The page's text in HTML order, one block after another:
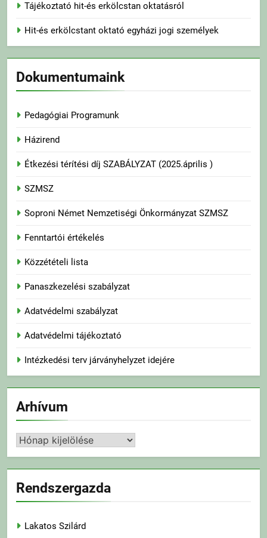
Tájékoztató hit-és erkölcstan oktatásról
Hit-és erkölcstant oktató egyházi jogi személyek
Dokumentumaink
Pedagógiai Programunk
Házirend
Étkezési térítési díj SZABÁLYZAT (2025.április )
SZMSZ
Soproni Német Nemzetiségi Önkormányzat SZMSZ
Fenntartói értékelés
Közzétételi lista
Panaszkezelési szabályzat
Adatvédelmi szabályzat
Adatvédelmi tájékoztató
Intézkedési terv járványhelyzet idejére
Arhívum
Arhívum
Rendszergazda
Lakatos Szilárd